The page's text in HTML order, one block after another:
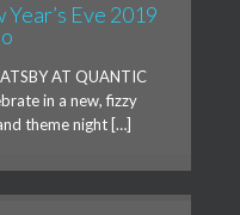
Eve 2019
AT QUANTIC
in a new, fizzy
theme night […]